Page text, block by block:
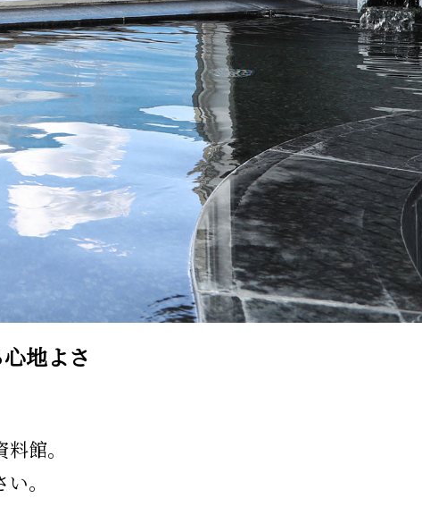
地よさ
館。
。